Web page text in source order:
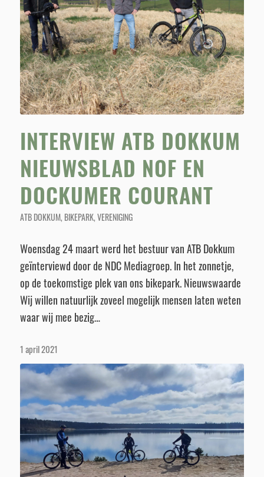
INTERVIEW ATB DOKKUM
NIEUWSBLAD NOF EN
DOCKUMER COURANT
ATB DOKKUM, BIKEPARK,VERENIGING
Woensdag 24 maart werd het bestuur van ATB Dokkum
geïnterviewd door de NDC Mediagroep. In het zonnetje,
op de toekomstige plek van ons bikepark. Nieuwswaarde
Wij willen natuurlijk zoveel mogelijk mensen laten weten
waar wij mee bezig…
1 april 2021